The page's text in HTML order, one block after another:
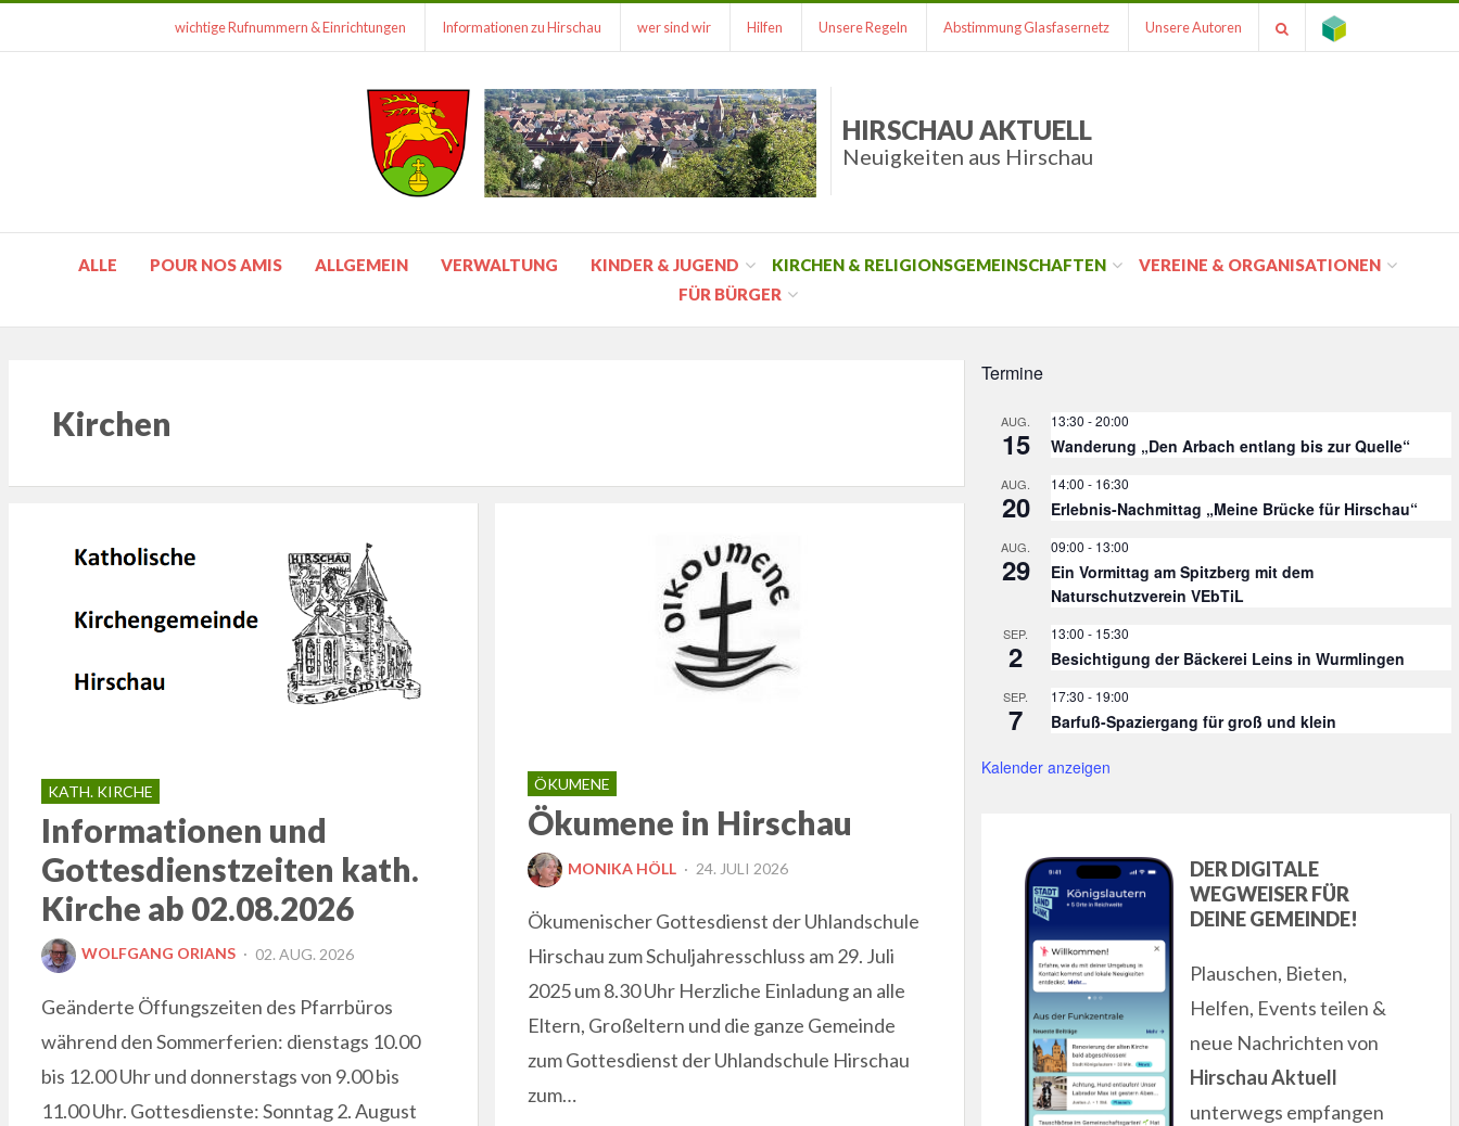
wichtige Rufnummern & Einrichtungen Informationen zu Hirschau wer sind wir Hilfen Unsere Regeln Abstimmung Glasfasernetz Unsere Autoren
HIRSCHAU AKTUELL
Neuigkeiten aus Hirschau
ALLE POUR NOS AMIS ALLGEMEIN VERWALTUNG KINDER & JUGEND KIRCHEN & RELIGIONSGEMEINSCHAFTEN
VEREINE & ORGANISATIONEN
FÜR BÜRGER
Kirchen
KATH. KIRCHE
Informationen und
Gottesdienstzeiten kath.
Kirche ab 02.08.2026
WOLFGANG ORIANS
POSTED
02. AUG. 2026
Geänderte Öffungszeiten des Pfarrbüros
während den Sommerferien: dienstags 10.00
bis 12.00 Uhr und donnerstags von 9.00 bis
11.00 Uhr. Gottesdienste: Sonntag 2. August
ÖKUMENE
Ökumene in Hirschau
MONIKA HÖLL
POSTED
24. JULI 2026
Ökumenischer Gottesdienst der Uhlandschule
Hirschau zum Schuljahresschluss am 29. Juli
2025 um 8.30 Uhr Herzliche Einladung an alle
Eltern, Großeltern und die ganze Gemeinde
zum Gottesdienst der Uhlandschule Hirschau
zum…
Termine
AUG.
15
13:30 -20:00
Wanderung „Den Arbach entlang bis zur Quelle“
AUG.
20
14:00 - 16:30
Erlebnis-Nachmittag „Meine Brücke für Hirschau“
AUG.
29
09:00 - 13:00
Ein Vormittag am Spitzberg mit dem
Naturschutzverein VEbTiL
SEP.
2
13:00 - 15:30
Besichtigung der Bäckerei Leins in Wurmlingen
SEP.
7
17:30 - 19:00
Barfuß-Spaziergang für groß und klein
Kalender anzeigen
DER DIGITALE
WEGWEISER FÜR
DEINE GEMEINDE!
Plauschen, Bieten,
Helfen, Events teilen &
neue Nachrichten von
Hirschau Aktuell
unterwegs empfangen